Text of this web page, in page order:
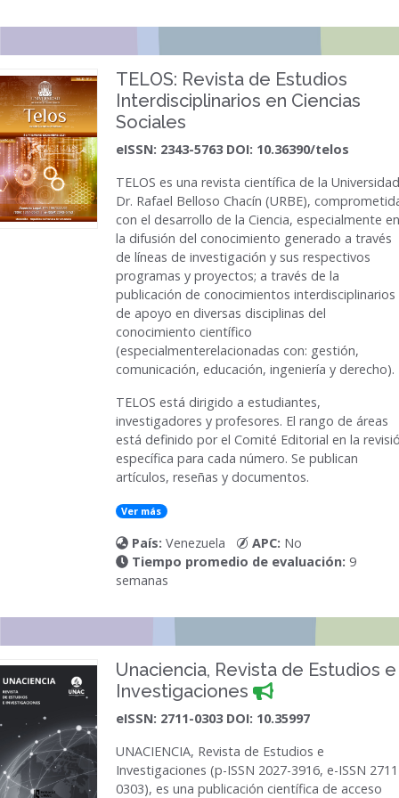
TELOS: Revista de Estudios
Interdisciplinarios en Ciencias
Sociales
eISSN: 2343-5763 DOI: 10.36390/telos
TELOS es una revista científica de la Universidad
Dr. Rafael Belloso Chacín (URBE),
con el desarrollo de la Ciencia, especialmente en
la difusión del conocimiento generado a través
de líneas de investigación y sus respectivos
programas y proyectos; a través de la
publicación de conocimientos interdisciplinarios
de apoyo en diversas disciplinas del
conocimiento científico
(especialmenterelacionadas con: gestión,
comunicación, educación, ingeniería y derecho).
TELOS está dirigido a estudiantes,
investigadores y profesores. El rango de áreas
está definido por el Comité Editorial en la
específica para cada número. Se publican
artículos, reseñas y documentos.
Ver más
País: Venezuela APC: No
Tiempo promedio de evaluación: 9
semanas
Unaciencia, Revista de Estudios e
Investigaciones
eISSN: 2711-0303 DOI: 10.35997
UNACIENCIA, Revista de Estudios e
Investigaciones (p-ISSN 2027-3916, e-ISSN
0303), es una publicación científica de acceso